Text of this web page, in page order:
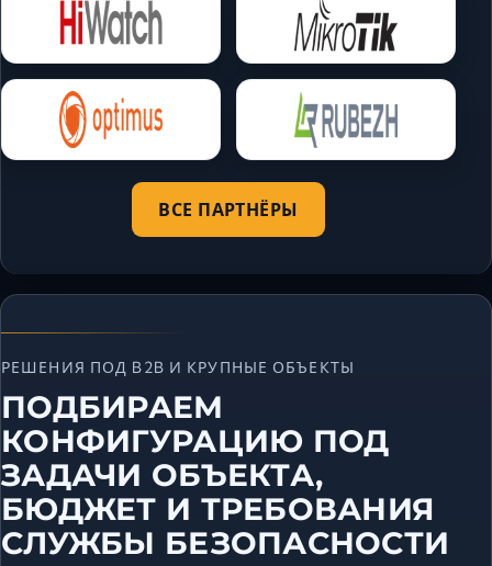
ВСЕ ПАРТНЁРЫ
РЕШЕНИЯ ПОД B2B И КРУПНЫЕ ОБЪЕКТЫ
ПОДБИРАЕМ
КОНФИГУРАЦИЮ ПОД
ЗАДАЧИ ОБЪЕКТА,
БЮДЖЕТ И ТРЕБОВАНИЯ
СЛУЖБЫ БЕЗОПАСНОСТИ